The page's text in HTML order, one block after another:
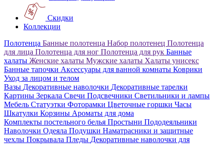
Скидки
Коллекции
Полотенца Банные полотенца Набор полотенец Полотенца
для лица Полотенца для ног Полотенца для рук Банные
халаты Женские халаты Мужские халаты Халаты унисекс
Банные тапочки Аксессуары для ванной комнаты Коврики
Уход за лицом и телом
Вазы Декоративные наволочки Декоративные тарелки
Картины Зеркала Свечи Подсвечники Светильники и лампы
Мебель Статуэтки Фоторамки Цветочные горшки Часы
Шкатулки Корзины Ароматы для дома
Комплекты постельного белья Простыни Пододеяльники
Наволочки Одеяла Подушки Наматрасники и защитные
чехлы Покрывала Пледы Декоративные наволочки для